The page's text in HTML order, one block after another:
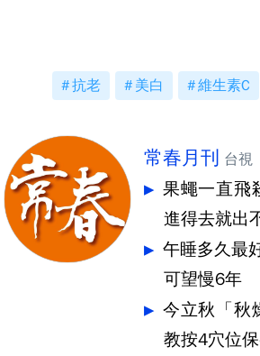
抗老 美白 維生素C
常春月刊 台視
果蠅一直飛
進得去就出
午睡多久最好
可望慢6年
今立秋「秋
教按4穴位